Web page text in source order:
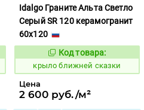
Idalgo Граните Альта Светло
Серый SR 120 керамогранит
60x120
828840
Код товара:
крыло ближней сказки
Цена
2 600 руб./м²